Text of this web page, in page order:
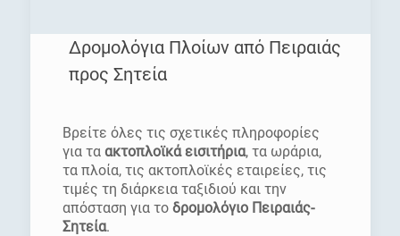
Δρομολόγια Πλοίων από Πειραιάς
προς Σητεία
Βρείτε όλες τις σχετικές πληροφορίες
για τα ακτοπλοϊκά εισιτήρια, τα ωράρια,
τα πλοία, τις ακτοπλοϊκές εταιρείες, τις
τιμές τη διάρκεια ταξιδιού και την
απόσταση για τοδρομολόγιο Πειραιάς-
Σητεία.